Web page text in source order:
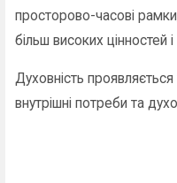
просторово-часові
більш високих цінностей
Духовність проявляється
внутрішні потреби та